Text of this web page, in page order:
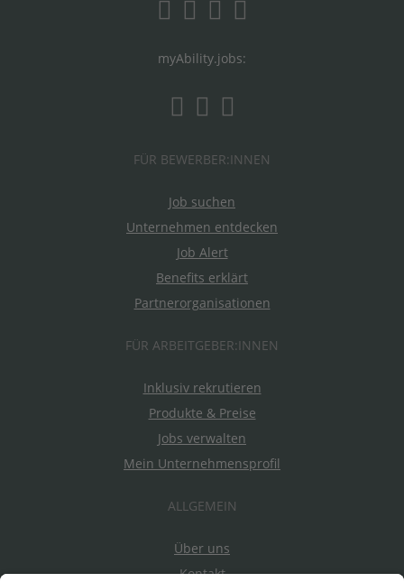
myAbility.jobs:
FÜR BEWERBER:INNEN
Job suchen
Unternehmen entdecken
Job Alert
Benefits erklärt
Partnerorganisationen
FÜR ARBEITGEBER:INNEN
Inklusiv rekrutieren
Produkte & Preise
Jobs verwalten
Mein Unternehmensprofil
ALLGEMEIN
Über uns
Kontakt